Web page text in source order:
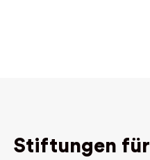
Stiftungen für